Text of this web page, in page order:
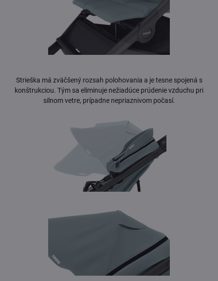
Strieška má zväčšený rozsah polohovania a je tesne spojená s
konštrukciou. Tým sa eliminuje nežiadúce prúdenie vzduchu pri
silnom vetre, prípadne nepriaznivom počasí.